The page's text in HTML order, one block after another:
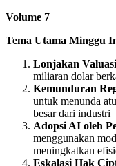
Volume 7
Tema Utama Minggu
Lonjakan
miliaran dolar
Kemunduran
untuk menunda
besar dari industri
Adopsi AI oleh
menggunakan
meningkatkan
Eskalasi Hak